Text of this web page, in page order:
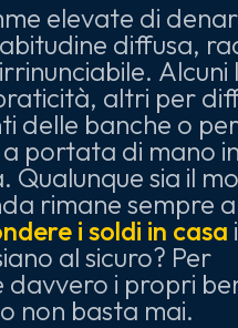
elevate di
diffusa,
Alcuni
altri per
delle banche o
portata di mano
Qualunque sia il
rimane sempre
i soldi in casa
al sicuro? Per
i propri
non basta mai.